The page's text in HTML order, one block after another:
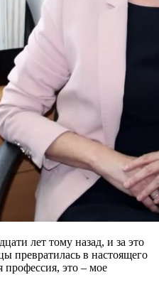
лет тому назад, и за это
превратилась в настоящего
профессия, это – мое